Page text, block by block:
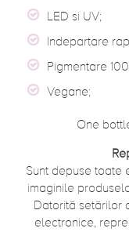
LED si UV;
Indepartare
Pigmentare
Vegane;
One
Sunt depuse toate
imaginile
Datorită setărilor
electronice,